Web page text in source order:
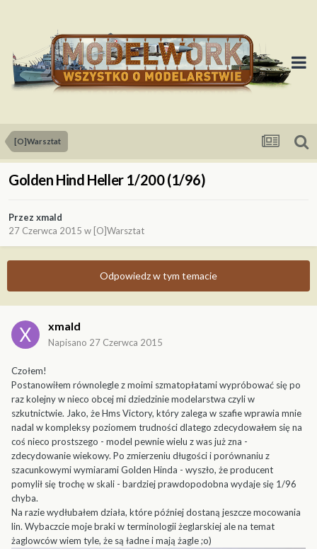
[O]Warsztat
Golden Hind Heller 1/200 (1/96)
Przez xmald
27 Czerwca 2015 w [O]Warsztat
Odpowiedz w tym temacie
xmald
Napisano 27 Czerwca 2015
Czołem!
Postanowiłem równolegle z moimi szmatopłatami wypróbować się po
raz kolejny w nieco obcej mi dziedzinie modelarstwa czyli w
szkutnictwie. Jako, że Hms Victory, który zalega w szafie wprawia mnie
nadal w kompleksy poziomem trudności dlatego zdecydowałem się na
coś nieco prostszego - model pewnie wielu z was już zna -
zdecydowanie wiekowy. Po zmierzeniu długości i porównaniu z
szacunkowymi wymiarami Golden Hinda - wyszło, że producent
pomylił się trochę w skali - bardziej prawdopodobna wydaje się 1/96
chyba.
Na razie wydłubałem działa, które później dostaną jeszcze mocowania
lin. Wybaczcie moje braki w terminologii żeglarskiej ale na temat
żaglowców wiem tyle, że są ładne i mają żagle ;o)